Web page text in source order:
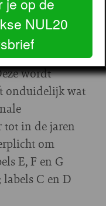
— zij het “binnen
wijken waar een
de hybride
wordt
onduidelijk wat
in de jaren
om
E, F en G
C en D
NUL20